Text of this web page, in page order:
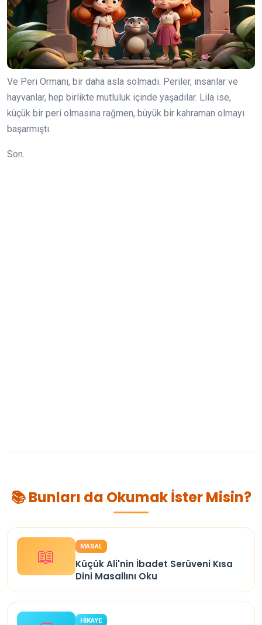
Ve Peri Ormanı, bir daha asla solmadı. Periler, insanlar ve
hayvanlar, hep birlikte mutluluk içinde yaşadılar. Lila ise,
küçük bir peri olmasına rağmen, büyük bir kahraman olmayı
başarmıştı.
Son.
📚 Bunları da Okumak İster Misin?
📖 MASAL
Küçük Ali'nin İbadet Serüveni Kısa
Dini Masallını Oku
HİKAYE